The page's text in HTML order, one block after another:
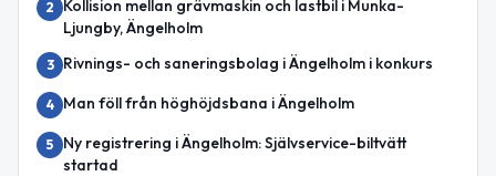
2
Kollision mellan grävmaskin och lastbil i Munka-
Ljungby, Ängelholm
3 Rivnings- och saneringsbolag i Ängelholm i konkurs
4 Man föll från höghöjdsbana i Ängelholm
5
Ny registrering i Ängelholm: Självservice-biltvätt
startad